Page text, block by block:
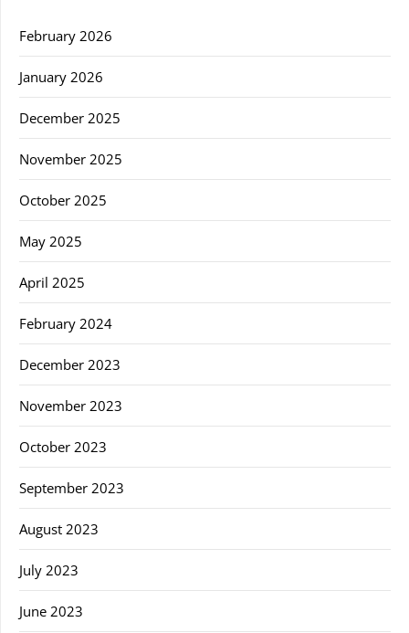
February 2026
January 2026
December 2025
November 2025
October 2025
May 2025
April 2025
February 2024
December 2023
November 2023
October 2023
September 2023
August 2023
July 2023
June 2023